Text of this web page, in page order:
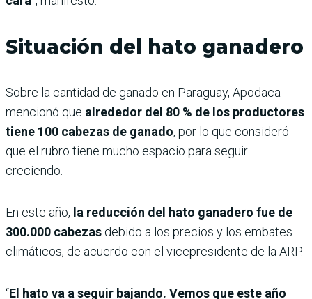
Situación del hato ganadero
Sobre la cantidad de ganado en Paraguay, Apodaca
mencionó que alrededor del 80 % de los productores
tiene 100 cabezas de ganado, por lo que consideró
que el rubro tiene mucho espacio para seguir
creciendo.
En este año, la reducción del hato ganadero fue de
300.000 cabezas debido a los precios y los embates
climáticos, de acuerdo con el vicepresidente de la ARP.
“El hato va a seguir bajando. Vemos que este año